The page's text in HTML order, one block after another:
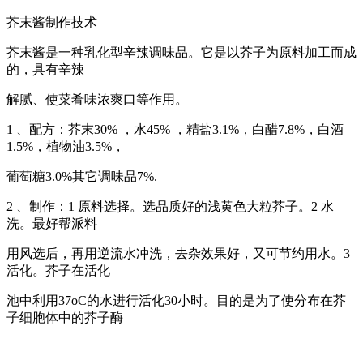
芥末酱制作技术
芥末酱是一种乳化型辛辣调味品。它是以芥子为原料加工而成
的，具有辛辣
解腻、使菜肴味浓爽口等作用。
1 、配方：芥末30% ，水45% ，精盐3.1%，白醋7.8%，白酒
1.5%，植物油3.5%，
葡萄糖3.0%其它调味品7%.
2 、制作：1 原料选择。选品质好的浅黄色大粒芥子。2 水
洗。最好帮派料
用风选后，再用逆流水冲洗，去杂效果好，又可节约用水。3
活化。芥子在活化
池中利用37oC的水进行活化30小时。目的是为了使分布在芥
子细胞体中的芥子酶